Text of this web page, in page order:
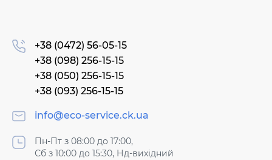
+38 (0472) 56-05-15
+38 (098) 256-15-15
+38 (050) 256-15-15
+38 (093) 256-15-15
info@eco-service.ck.ua
Пн-Пт з 08:00 до 17:00,
Сб з 10:00 до 15:30, Нд-вихідний